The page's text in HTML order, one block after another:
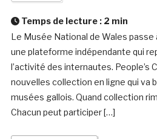
Temps de lecture : 2 min
Le Musée National de Wales passe
une plateforme indépendante qui
l’activité des internautes. People’s
nouvelles collection en ligne qui va
musées gallois. Quand collection
Chacun peut participer […]